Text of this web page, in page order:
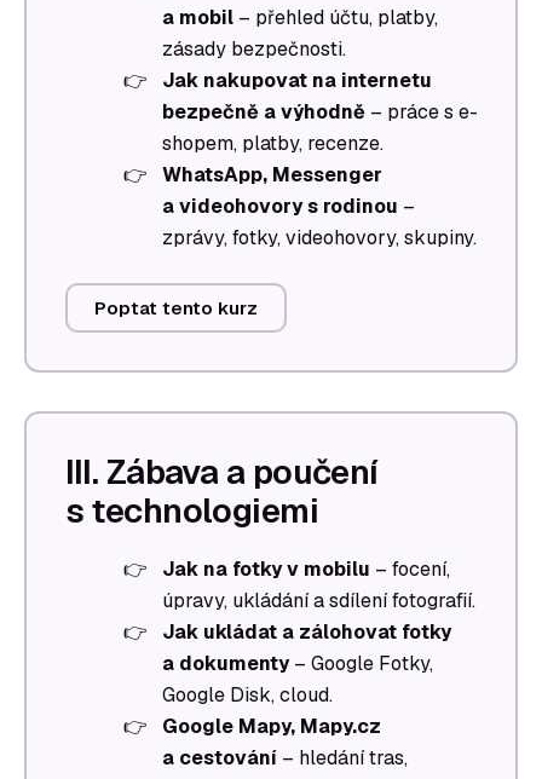
a mobil– přehled účtu, platby,
zásady bezpečnosti.
Jak nakupovat na internetu
bezpečně a výhodně – práce s e-
shopem, platby, recenze.
WhatsApp, Messenger
a videohovory s rodinou –
zprávy, fotky, videohovory, skupiny.
Poptat tento kurz
III. Zábava a poučení
s technologiemi
Jak na fotky v mobilu – focení,
úpravy, ukládání a sdílení fotografií.
Jak ukládat a zálohovat fotky
a dokumenty– Google Fotky,
Google Disk, cloud.
Google Mapy, Mapy.cz
a cestování– hledání tras,